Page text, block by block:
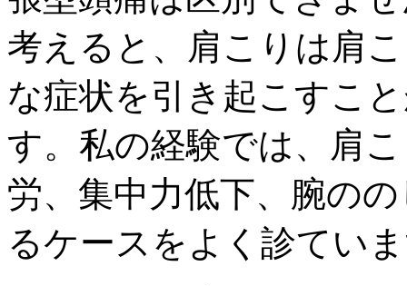
考えると、肩こりは肩
な症状を引き起こすこ
す。私の経験では、肩
労、集中力低下、腕の
るケースをよく診てい